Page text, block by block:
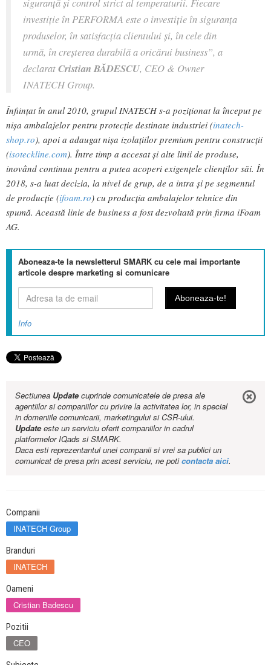
investiție în PERFORMA este o investiție în siguranța
produselor, în satisfacția clientului și, în cele din
urmă, în creșterea durabilă a oricărui business”, a
declaratCristian BĂDESCU, CEO & Owner
INATECH Group.
Înființat în anul 2010, grupul INATECH s-a poziționat la început pe
nișa ambalajelor pentru protecție destinate industriei (inatech-
shop.ro), apoi a adaugat nișa izolațiilor premium pentru construcții
(isoteckline.com). Între timp a accesat și alte linii de produse,
inovând continuu pentru a putea acoperi exigențele clienților săi. În
2018, s-a luat decizia, la nivel de grup, de a intra și pe segmentul
de producție (ifoam.ro) cu producţia ambalajelor tehnice din
spumă. Această linie de business a fost dezvoltată prin firma iFoam
AG.
Aboneaza-te la newsletterul SMARK cu cele mai importante
articole despre marketing si comunicare
Info
Sectiunea Updatecuprinde comunicatele de presa ale
agentiilor si companiilor cu privire la activitatea lor, in special
in domeniile comunicarii, marketingului si CSR-ului.
Updateeste un serviciu oferit companiilor in cadrul
platformelor IQads si SMARK.
Daca esti reprezentantul unei companii si vrei sa publici un
comunicat de presa prin acest serviciu, ne poticontacta aici.
Companii
INATECH Group
Branduri
INATECH
Oameni
Cristian Badescu
Pozitii
CEO